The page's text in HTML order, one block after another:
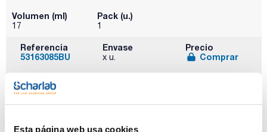
Esta página web usa cookies
Volumen (ml)
17
Pack (u.)
1
Referencia
53163085BU
Envase
x u.
Precio
Comprar
Ver stock